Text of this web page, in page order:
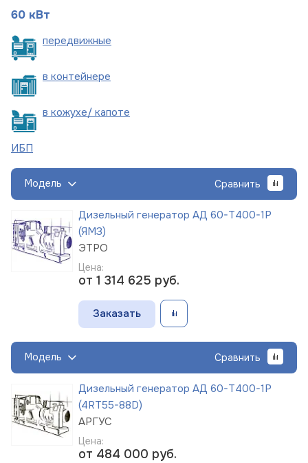
60 кВт
передвижные
в контейнере
в кожухе/ капоте
ИБП
Модель Сравнить
Дизельный генератор АД 60-Т400-1Р
(ЯМЗ)
ЭТРО
Цена:
от 1 314 625 руб.
Заказать
Модель Сравнить
Дизельный генератор АД 60-Т400-1Р
(4RT55-88D)
АРГУС
Цена:
от 484 000 руб.